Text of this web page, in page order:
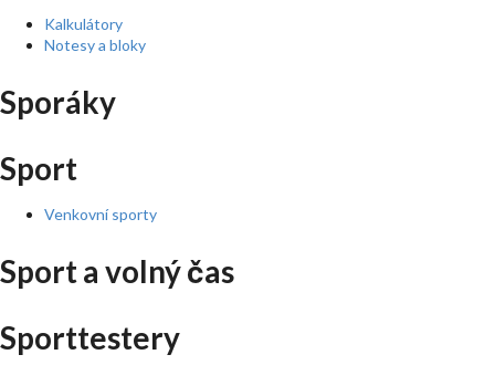
Kalkulátory
Notesy a bloky
Sporáky
Sport
Venkovní sporty
Sport a volný čas
Sporttestery